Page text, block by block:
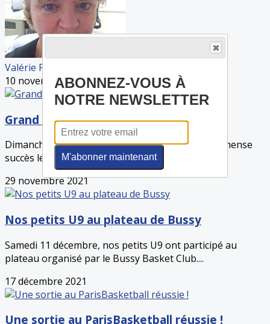
Valérie POTIER
10 novembre 2021
Grand succès pour notre plateau U9 !
Dimanche 28 novembre s’est déroulé avec un immense
succès le 1er plateau U9 à Lagny avec la...
29 novembre 2021
Nos petits U9 au plateau de Bussy
Samedi 11 décembre, nos petits U9 ont participé au
plateau organisé par le Bussy Basket Club....
17 décembre 2021
Une sortie au ParisBasketball réussie !
ABONNEZ-VOUS À
NOTRE NEWSLETTER
M'abonner maintenant